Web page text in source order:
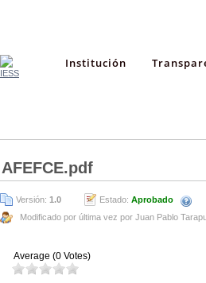
Institución
AFEFCE.pdf
Versión: 1.0 Estado: Aprobado
Modificado por última vez por Juan Pablo
Average (0 Votes)